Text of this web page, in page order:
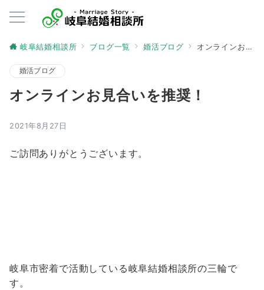
岐阜結婚相談所 ブログ一覧 婚活ブログ オンラインお見合いを推奨！
婚活ブログ
オンラインお見合いを推奨！
2021年8月27日
ご訪問ありがとうございます。
岐阜市密着で活動している岐阜結婚相談所の三輪で
す。